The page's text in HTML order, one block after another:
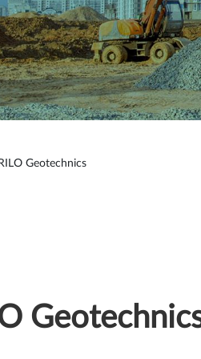
Geotechnics